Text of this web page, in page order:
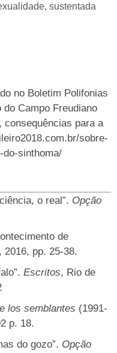
sustentada
no Boletim Polifonias
Campo Freudiano
consequências para a
sobre-
do-sinthoma/
o real”. Opção
de
2016, pp. 25-38.
Escritos, Rio de
los semblantes (1991-
p. 18.
do gozo”. Opção